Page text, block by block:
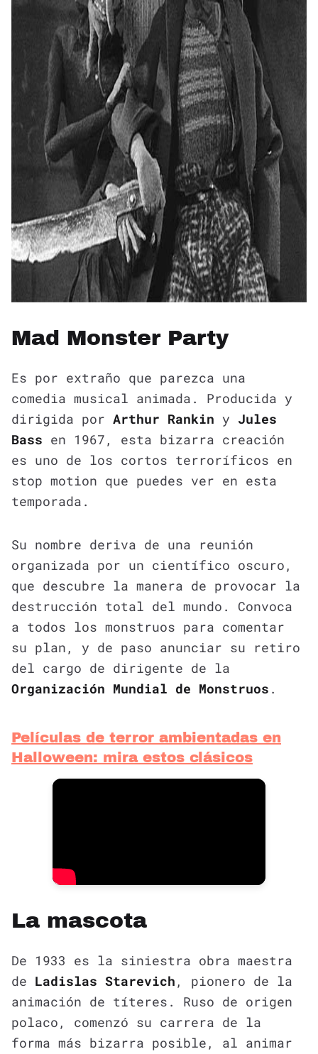
Mad Monster Party
Es por extraño que parezca una
comedia musical animada. Producida y
dirigida por Arthur Rankin y Jules
Bass en 1967, esta bizarra creación
es uno de los cortos terroríficos en
stop motion que puedes ver en esta
temporada.
Su nombre deriva de una reunión
organizada por un científico oscuro,
que descubre la manera de provocar la
destrucción total del mundo. Convoca
a todos los monstruos para comentar
su plan, y de paso anunciar su retiro
del cargo de dirigente de la
Organización Mundial de Monstruos .
Películas de terror ambientadas en
Halloween: mira estos clásicos
La mascota
De 1933 es la siniestra obra maestra
de Ladislas Starevich , pionero de la
animación de títeres. Ruso de origen
polaco, comenzó su carrera de la
forma más bizarra posible, al animar